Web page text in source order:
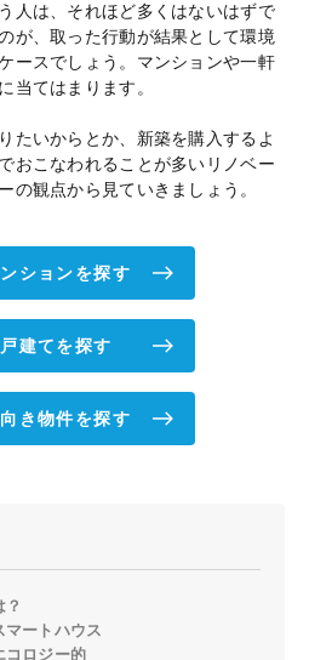
人は、それほど多くはないはずで
が、取った行動が結果として環境
ースでしょう。マンションや一軒
当てはまります。
たいからとか、新築を購入するよ
おこなわれることが多いリノベー
の観点から見ていきましょう。
ションを探す
建てを探す
き物件を探す
マートハウス
コロジー的